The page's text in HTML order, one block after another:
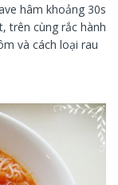
hâm khoảng 30s
trên cùng rắc hành
và cách loại rau